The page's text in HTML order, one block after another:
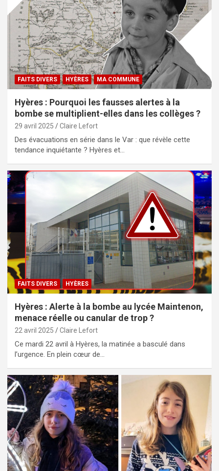
FAITS DIVERS HYÈRES MA COMMUNE
Hyères : Pourquoi les fausses alertes à la
bombe se multiplient-elles dans les collèges ?
29 avril 2025 Claire Lefort
Des évacuations en série dans le Var : que révèle cette
tendance inquiétante ? Hyères et…
FAITS DIVERS HYÈRES
Hyères : Alerte à la bombe au lycée Maintenon,
menace réelle ou canular de trop ?
22 avril 2025 Claire Lefort
Ce mardi 22 avril à Hyères, la matinée a basculé dans
l’urgence. En plein cœur de…